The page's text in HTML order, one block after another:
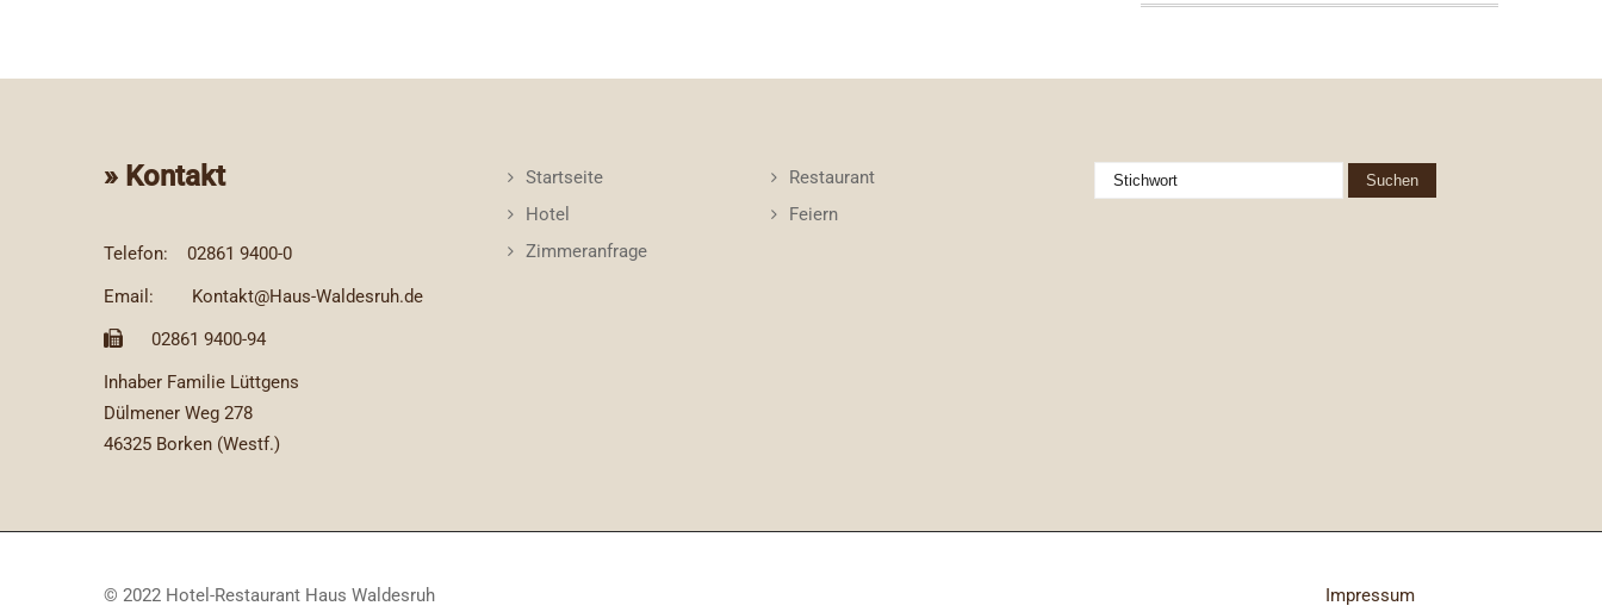
» Kontakt
Telefon:
02861 9400-0
Email:
Kontakt@Haus-Waldesruh.de
02861 9400-94
Inhaber Familie Lüttgens
Dülmener Weg 278
46325 Borken (Westf.)
Startseite
Hotel
Zimmeranfrage
Restaurant
Feiern
© 2022 Hotel-Restaurant Haus Waldesruh Impressum